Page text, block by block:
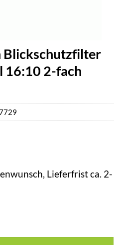
Blickschutzfilter
16:10 2-fach
Lieferfrist ca. 2-